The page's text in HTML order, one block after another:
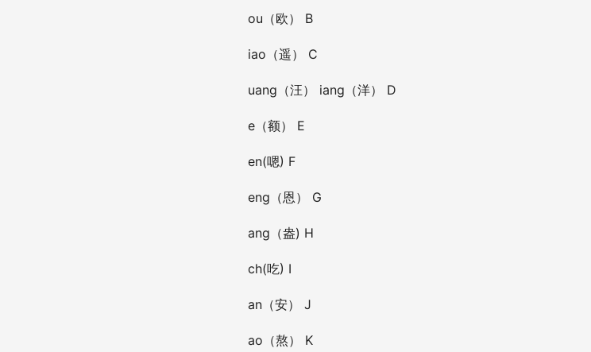
ou（欧） B
iao（遥） C
uang（汪） iang（洋） D
e（额） E
en(嗯) F
eng（恩） G
ang（盎) H
ch(吃) I
an（安） J
ao（熬） K